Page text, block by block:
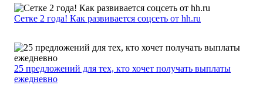
Сетке 2 года! Как развивается соцсеть от hh.ru
25 предложений для тех, кто хочет получать выплаты
ежедневно